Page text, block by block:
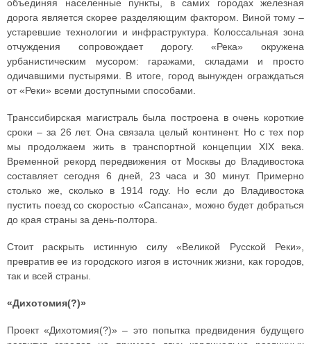
объединяя населенные пункты, в самих городах железная
дорога является скорее разделяющим фактором. Виной тому –
устаревшие технологии и инфраструктура. Колоссальная зона
отчуждения сопровождает дорогу. «Река» окружена
урбанистическим мусором: гаражами, складами и просто
одичавшими пустырями. В итоге, город вынужден ограждаться
от «Реки» всеми доступными способами.
Транссибирская магистраль была построена в очень короткие
сроки – за 26 лет. Она связала целый континент. Но с тех пор
мы продолжаем жить в транспортной концепции ХIХ века.
Временной рекорд передвижения от Москвы до Владивостока
составляет сегодня 6 дней, 23 часа и 30 минут. Примерно
столько же, сколько в 1914 году. Но если до Владивостока
пустить поезд со скоростью «Сапсана», можно будет добраться
до края страны за день-полтора.
Стоит раскрыть истинную силу «Великой Русской Реки»,
превратив ее из городского изгоя в источник жизни, как городов,
так и всей страны.
«Дихотомия(?)»
Проект «Дихотомия(?)» – это попытка предвидения будущего